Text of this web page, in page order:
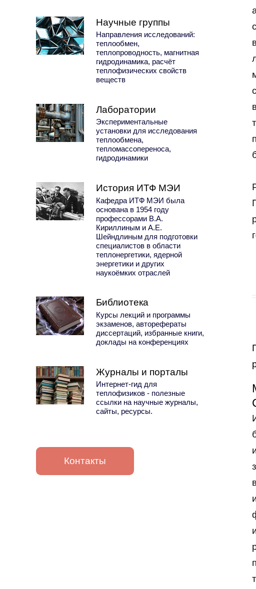
Научные группы
Направления исследований:
теплообмен,
теплопроводность, магнитная
гидродинамика, расчёт
теплофизических свойств
веществ
Лаборатории
Экспериментальные
установки для исследования
теплообмена,
тепломассопереноса,
гидродинамики
История ИТФ МЭИ
Кафедра ИТФ МЭИ была
основана в 1954 году
профессорами В.А.
Кириллиным и А.Е.
Шейндлиным для подготовки
специалистов в области
теплонергетики, ядерной
энергетики и других
наукоёмких отраслей
Библиотека
Курсы лекций и программы
экзаменов, авторефераты
диссертаций, избранные книги,
доклады на конференциях
Журналы и порталы
Интернет-гид для
теплофизиков - полезные
ссылки на научные журналы,
сайты, ресурсы.
Контакты